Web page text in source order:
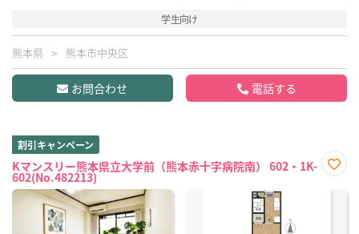
学生向け
熊本県 熊本市中央区
お問合わせ 電話する
割引キャンペーン
Kマンスリー熊本県立大学前（熊本赤十字病院南） 602・1K-
602(No.482213)
に入